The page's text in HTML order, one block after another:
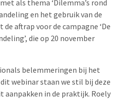
als thema ‘Dilemma’s rond
en het gebruik van de
aftrap voor de campagne ‘De
die op 20 november
belemmeringen bij het
webinar staan we stil bij deze
aanpakken in de praktijk. Roely